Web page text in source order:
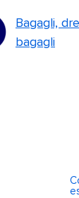
Bagagli,
bagagli